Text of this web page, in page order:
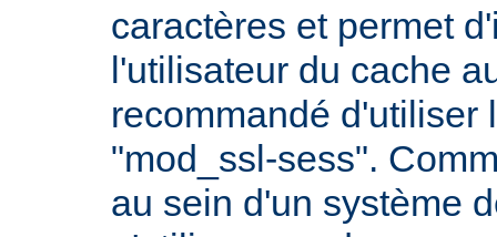
caractères et permet
l'utilisateur du cache
recommandé d'utiliser
"mod_ssl-sess".
au sein d'un système